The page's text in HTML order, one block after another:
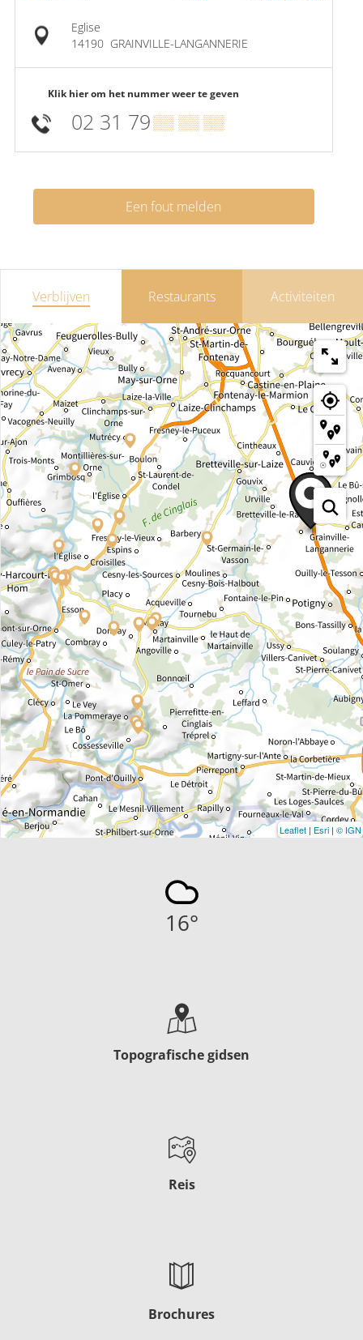
Eglise
14190 GRAINVILLE-LANGANNERIE
Klik hier om het nummer weer te geven
02 31 79▒▒ ▒▒ ▒▒
Een fout melden
Verblijven Restaurants Activiteiten
Leaflet | Esri | © IGN
16°
Topografische gidsen
Reis
Brochures